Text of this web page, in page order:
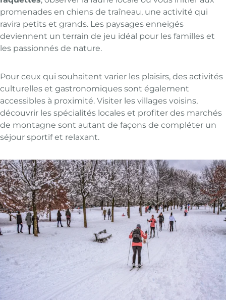
promenades en chiens de traîneau, une activité qui
ravira petits et grands. Les paysages enneigés
deviennent un terrain de jeu idéal pour les familles et
les passionnés de nature.
Pour ceux qui souhaitent varier les plaisirs, des activités
culturelles et gastronomiques sont également
accessibles à proximité. Visiter les villages voisins,
découvrir les spécialités locales et profiter des marchés
de montagne sont autant de façons de compléter un
séjour sportif et relaxant.